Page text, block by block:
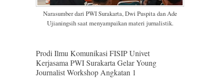
Narasumber dari PWI Surakarta, Dwi Puspita dan Ade
Ujianingsih saat menyampaikan materi jurnalistik.
Prodi Ilmu Komunikasi FISIP Univet
Kerjasama PWI Surakarta Gelar Young
Journalist Workshop Angkatan 1